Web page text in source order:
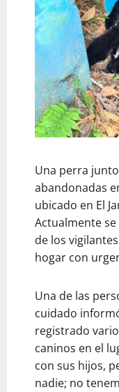
Una perra
abandonadas
ubicado en El
Actualmente
de los
hogar con
Una de las
cuidado
registrado
caninos en el
con sus hijos,
nadie; no